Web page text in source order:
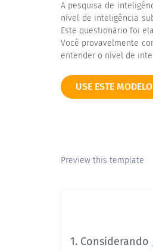
A pesquisa de
nível de inteligência
Este questionário foi
Você provavelmente
entender o nível de
USE ESTE
Preview this template
1. Considerando